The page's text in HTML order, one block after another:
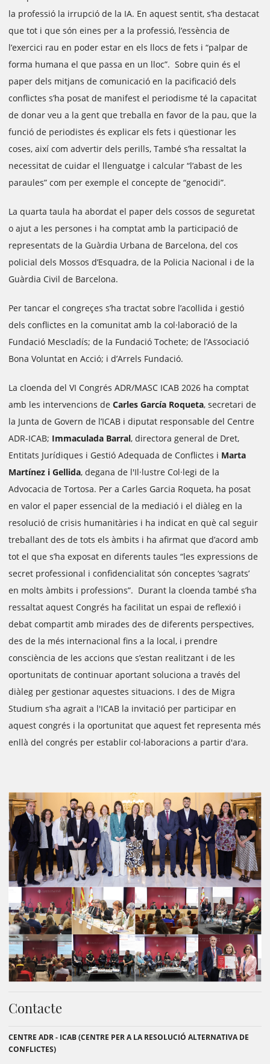
la professió la irrupció de la IA. En aquest sentit, s’ha destacat
que tot i que són eines per a la professió, l’essència de
l’exercici rau en poder estar en els llocs de fets i “palpar de
forma humana el que passa en un lloc”. Sobre quin és el
paper dels mitjans de comunicació en la pacificació dels
conflictes s’ha posat de manifest el periodisme té la capacitat
de donar veu a la gent que treballa en favor de la pau, que la
funció de periodistes és explicar els fets i qüestionar les
coses, així com advertir dels perills, També s’ha ressaltat la
necessitat de cuidar el llenguatge i calcular “l’abast de les
paraules” com per exemple el concepte de “genocidi”.
La quarta taula ha abordat el paper dels cossos de seguretat
o ajut a les persones i ha comptat amb la participació de
representats de la Guàrdia Urbana de Barcelona, del cos
policial dels Mossos d’Esquadra, de la Policia Nacional i de la
Guàrdia Civil de Barcelona.
Per tancar el congreçes s’ha tractat sobre l’acollida i gestió
dels conflictes en la comunitat amb la col·laboració de la
Fundació Mescladís; de la Fundació Tochete; de l’Associació
Bona Voluntat en Acció; i d’Arrels Fundació.
La cloenda del VI Congrés ADR/MASC ICAB 2026 ha comptat
amb les intervencions de Carles García Roqueta, secretari de
la Junta de Govern de l’ICAB i diputat responsable del Centre
ADR-ICAB; Immaculada Barral, directora general de Dret,
Entitats Jurídiques i Gestió Adequada de Conflictes i Marta
Martínez i Gellida, degana de l'Il·lustre Col·legi de la
Advocacia de Tortosa. Per a Carles Garcia Roqueta, ha posat
en valor el paper essencial de la mediació i el diàleg en la
resolució de crisis humanitàries i ha indicat en què cal seguir
treballant des de tots els àmbits i ha afirmat que d’acord amb
tot el que s’ha exposat en diferents taules “les expressions de
secret professional i confidencialitat són conceptes ‘sagrats’
en molts àmbits i professions”. Durant la cloenda també s’ha
ressaltat aquest Congrés ha facilitat un espai de reflexió i
debat compartit amb mirades des de diferents perspectives,
des de la més internacional fins a la local, i prendre
consciència de les accions que s’estan realitzant i de les
oportunitats de continuar aportant soluciona a través del
diàleg per gestionar aquestes situacions. I des de Migra
Studium s’ha agraït a l'ICAB la invitació per participar en
aquest congrés i la oportunitat que aquest fet representa més
enllà del congrés per establir col·laboracions a partir d'ara.
Contacte
CENTRE ADR - ICAB (CENTRE PER A LA RESOLUCIÓ ALTERNATIVA DE
CONFLICTES)